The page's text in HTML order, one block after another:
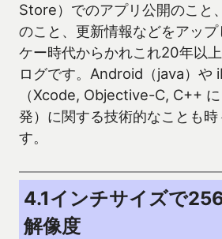
Store）でのアプリ公開のこと
のこと、更新情報などをアッ
ケー時代からかれこれ20年以
ログです。Android（java）や
（Xcode, Objective-C, C++
発）に関する技術的なことも時
す。
4.1インチサイズで
解像度